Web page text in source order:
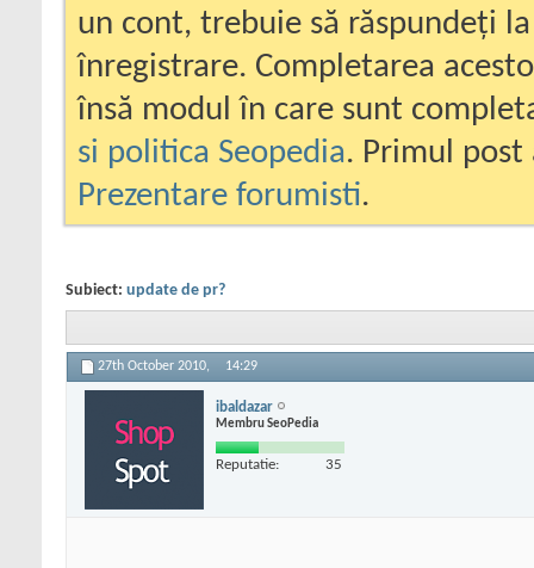
un cont, trebuie să răspundeți
înregistrare. Completarea
însă modul în care sunt
si politica Seopedia. Primul
Prezentare forumisti.
Subiect: update de pr?
27th October 2010, 14:29
ibaldazar
Membru SeoPedia
Reputatie: 35